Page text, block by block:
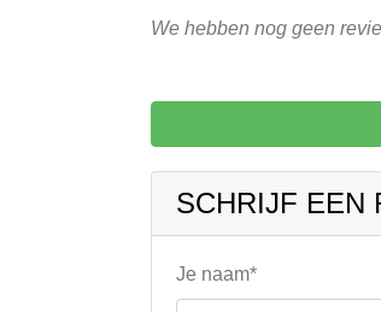
We hebben nog geen
SCHRIJF EEN
Je naam*